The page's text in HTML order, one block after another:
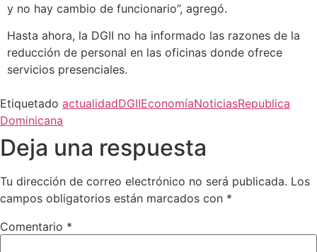
y no hay cambio de funcionario”, agregó.
Hasta ahora, la DGII no ha informado las razones de la
reducción de personal en las oficinas donde ofrece
servicios presenciales.
Etiquetado actualidadDGIIEconomíaNoticiasRepublica
Dominicana
Deja una respuesta
Tu dirección de correo electrónico no será publicada. Los
campos obligatorios están marcados con *
Comentario *